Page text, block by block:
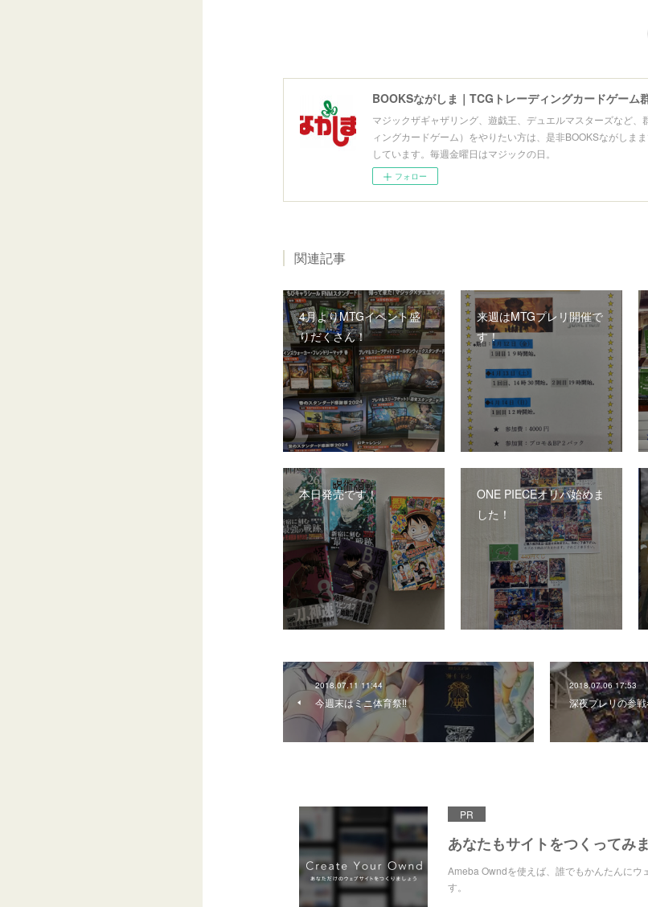
BOOKSながしま｜TCGトレーディングカードゲーム
マジックザギャザリング、遊戯王、デュエルマスターズなど、
ィングカードゲーム）をやりたい方は、是非BOOKSながしま
しています。毎週金曜日はマジックの日。
フォロー
関連記事
4月よりMTGイベント盛
りだくさん！
来週はMTGプレリ開催で
す！
本日発売です！
ONE PIECEオリパ始めま
した！
2018.07.11 11:44
今週末はミニ体育祭‼️
2018.07.06 17:53
深夜プレリの参
PR
あなたもサイトをつくってみ
Ameba Owndを使えば、誰でもかんたんにウ
す。